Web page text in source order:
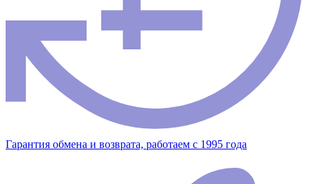
Гарантия обмена и возврата, работаем с 1995 года